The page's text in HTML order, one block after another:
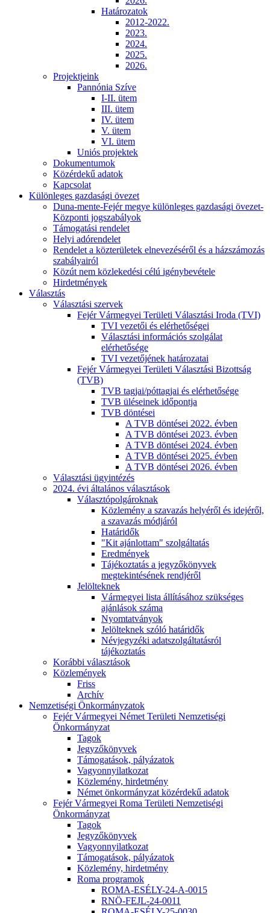
Határozatok
2012-2022.
2023.
2024.
2025.
2026.
Projektjeink
Pannónia Szíve
I-II. ütem
III. ütem
IV. ütem
V. ütem
VI. ütem
Uniós projektek
Dokumentumok
Közérdekű adatok
Kapcsolat
Különleges gazdasági övezet
Duna-mente-Fejér megye különleges gazdasági övezet-
Központi jogszabályok
Támogatási rendelet
Helyi adórendelet
Rendelet a közterületek elnevezéséről és a házszámozás
szabályairól
Közút nem közlekedési célú igénybevétele
Hirdetmények
Választás
Választási szervek
Fejér Vármegyei Területi Választási Iroda (TVI)
TVI vezetői és elérhetőségei
Választási információs szolgálat
elérhetősége
TVI vezetőjének határozatai
Fejér Vármegyei Területi Választási Bizottság
(TVB)
TVB tagjai/póttagjai és elérhetősége
TVB üléseinek időpontja
TVB döntései
A TVB döntései 2022. évben
A TVB döntései 2023. évben
A TVB döntései 2024. évben
A TVB döntései 2025. évben
A TVB döntései 2026. évben
Választási ügyintézés
2024. évi általános választások
Választópolgároknak
Közlemény a szavazás helyéről és idejéről,
a szavazás módjáról
Határidők
"Kit ajánlottam" szolgáltatás
Eredmények
Tájékoztatás a jegyzőkönyvek
megtekintésének rendjéről
Jelölteknek
Vármegyei lista állításához szükséges
ajánlások száma
Nyomtatványok
Jelölteknek szóló határidők
Névjegyzéki adatszolgáltatásról
tájékoztatás
Korábbi választások
Közlemények
Friss
Archív
Nemzetiségi Önkormányzatok
Fejér Vármegyei Német Területi Nemzetiségi
Önkormányzat
Tagok
Jegyzőkönyvek
Támogatások, pályázatok
Vagyonnyilatkozat
Közlemény, hirdetmény
Német önkormányzat közérdekű adatok
Fejér Vármegyei Roma Területi Nemzetiségi
Önkormányzat
Tagok
Jegyzőkönyvek
Vagyonnyilatkozat
Támogatások, pályázatok
Közlemény, hirdetmény
Roma programok
ROMA-ESÉLY-24-A-0015
RNÖ-FEJL-24-0011